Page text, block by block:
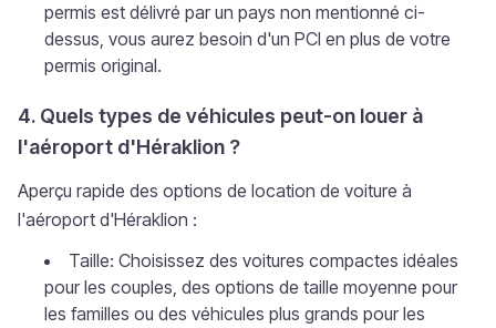
permis est délivré par un pays non mentionné ci-
dessus, vous aurez besoin d'un PCI en plus de votre
permis original.
4. Quels types de véhicules peut-on louer à
l'aéroport d'Héraklion ?
Aperçu rapide des options de location de voiture à
l'aéroport d'Héraklion :
Taille: Choisissez des voitures compactes idéales
pour les couples, des options de taille moyenne pour
les familles ou des véhicules plus grands pour les